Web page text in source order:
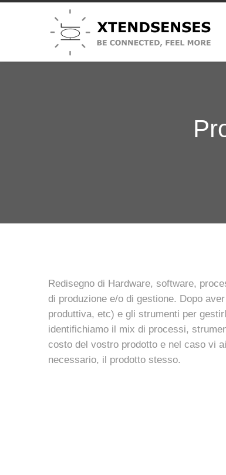
Redisegno di Hardware, software,
di produzione e/o di gestione. Dopo
produttiva, etc) e gli strumenti per
identifichiamo il mix di processi,
costo del vostro prodotto e nel caso vi
necessario, il prodotto stesso.